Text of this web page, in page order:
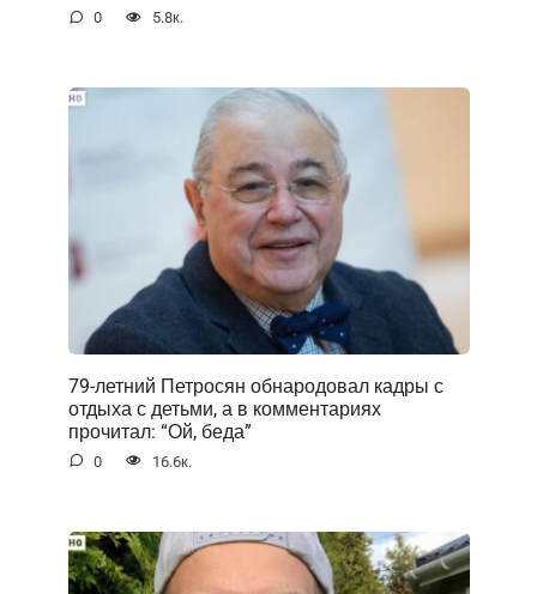
0 5.8к.
79-летний Петросян обнародовал кадры с
отдыха с детьми, а в комментариях
прочитал: “Ой, беда”
0 16.6к.